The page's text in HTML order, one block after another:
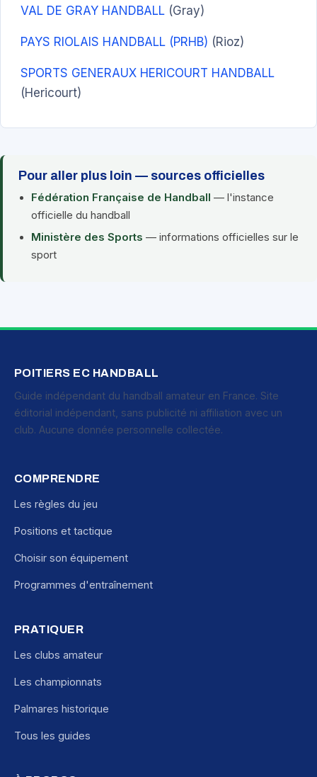
VAL DE GRAY HANDBALL (Gray)
PAYS RIOLAIS HANDBALL (PRHB) (Rioz)
SPORTS GENERAUX HERICOURT HANDBALL
(Hericourt)
Pour aller plus loin — sources officielles
Fédération Française de Handball — l'instance
officielle du handball
Ministère des Sports — informations officielles sur le
sport
POITIERS EC HANDBALL
Guide indépendant du handball amateur en France. Site
éditorial indépendant, sans publicité ni affiliation avec un
club. Aucune donnée personnelle collectée.
COMPRENDRE
Les règles du jeu
Positions et tactique
Choisir son équipement
Programmes d'entraînement
PRATIQUER
Les clubs amateur
Les championnats
Palmares historique
Tous les guides